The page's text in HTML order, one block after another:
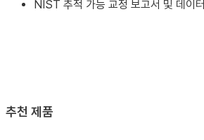
NIST 추적 가능 교정 보고서 및 데이터
추천 제품